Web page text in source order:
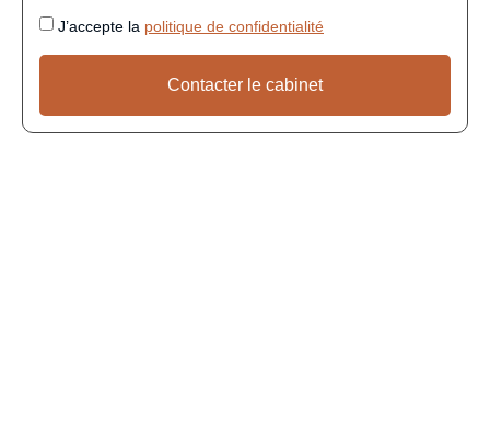
J’accepte la politique de confidentialité
Contacter le cabinet